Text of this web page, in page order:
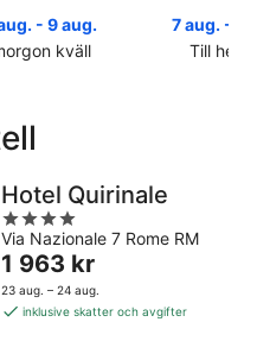
- 9 aug.
kväll
7 aug. - 9
Till
inför
7
9
Hotel Quirinale
4
out
of
5
Via Nazionale 7 Rome RM
Priset
är
1 963 kr
1 963 kr
23 aug. – 24 aug.
inklusive skatter och avgifter